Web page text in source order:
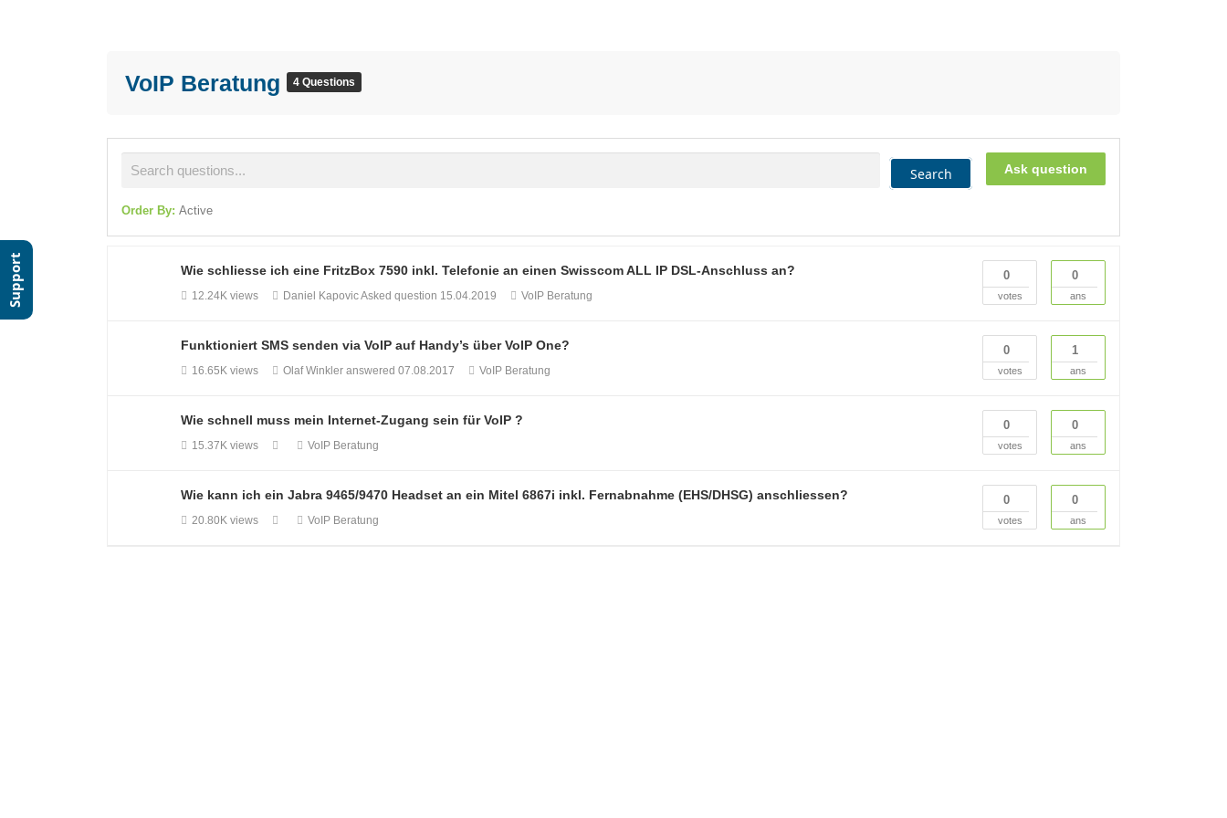
VoIP Beratung 4 Questions
Ask question
Search
Order By: Active
0
votes
0
ans
Wie schliesse ich eine FritzBox 7590 inkl. Telefonie an einen Swisscom ALL IP DSL-Anschluss an?
12.24K views Daniel KapovicAsked question 15.04.2019 VoIP Beratung
0
votes
1
ans
Funktioniert SMS senden via VoIP auf Handy’s über VoIP One?
16.65K views Olaf Winkler answered 07.08.2017 VoIP Beratung
0
votes
0
ans
Wie schnell muss mein Internet-Zugang sein für VoIP ?
15.37K views VoIP Beratung
0
votes
0
ans
Wie kann ich ein Jabra 9465/9470 Headset an ein Mitel 6867i inkl. Fernabnahme (EHS/DHSG) anschliessen?
20.80K views VoIP Beratung
Support